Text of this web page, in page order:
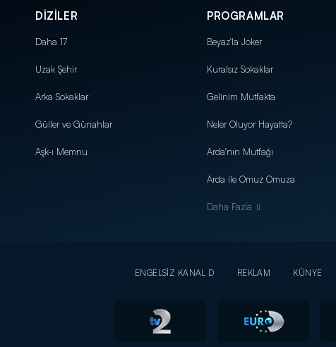
DİZİLER
Daha 17
Uzak Şehir
Arka Sokaklar
Güller ve Günahlar
Aşk-ı Memnu
PROGRAMLAR
Beyaz'la Joker
Kuralsız Sokaklar
Gelinim Mutfakta
Neler Oluyor Hayatta?
Arda'nın Mutfağı
Arda ile Omuz Omuza
Daha Fazla
ENGELSİZ KANAL D REKLAM KÜNYE